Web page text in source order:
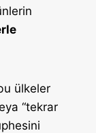
ülkeler
“tekrar